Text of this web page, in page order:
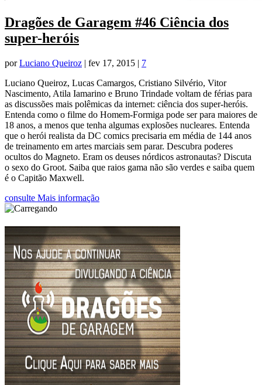
Dragões de Garagem #46 Ciência dos
super-heróis
porLuciano Queiroz | fev 17, 2015 | 7
Luciano Queiroz, Lucas Camargos, Cristiano Silvério, Vitor
Nascimento, Atila Iamarino e Bruno Trindade voltam de férias para
as discussões mais polêmicas da internet: ciência dos super-heróis.
Entenda como o filme do Homem-Formiga pode ser para maiores de
18 anos, a menos que tenha algumas explosões nucleares. Entenda
que o herói realista da DC comics precisaria em média de 144 anos
de treinamento em artes marciais sem parar. Descubra poderes
ocultos do Magneto. Eram os deuses nórdicos astronautas? Discuta
o sexo do Groot. Saiba que raios gama não são verdes e saiba quem
é o Capitão Maxwell.
consulte Mais informação